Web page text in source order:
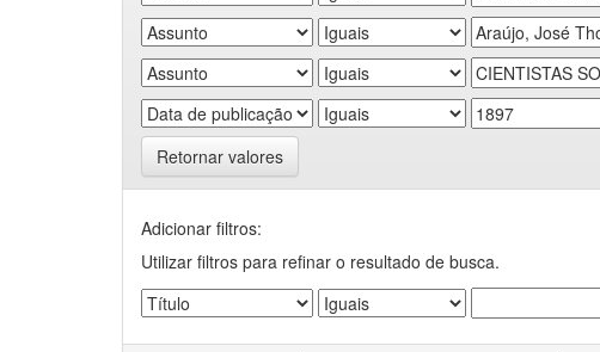
Retornar valores
Adicionar filtros:
Utilizar filtros para refinar o resultado de busca.